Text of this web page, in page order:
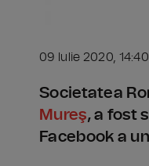
09 Iulie 2020, 14:40
Societatea
Mureş, a fost
Facebook a